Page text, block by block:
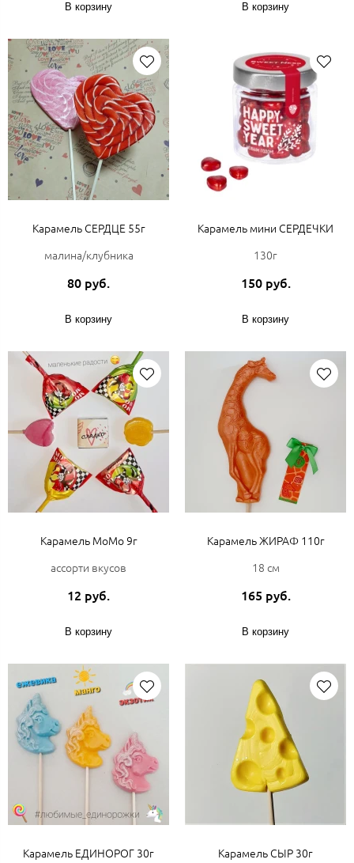
В корзину В корзину
Карамель СЕРДЦЕ 55г
малина/клубника
80 руб.
В корзину
Карамель мини СЕРДЕЧКИ
130г
150 руб.
В корзину
Карамель МоМо 9г
ассорти вкусов
12 руб.
В корзину
Карамель ЖИРАФ 110г
18 см
165 руб.
В корзину
Карамель ЕДИНОРОГ 30г Карамель СЫР 30г